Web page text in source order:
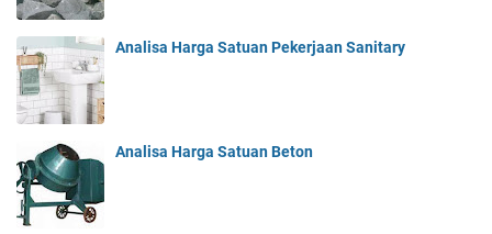
Analisa Harga Satuan Pekerjaan Sanitary
Analisa Harga Satuan Beton